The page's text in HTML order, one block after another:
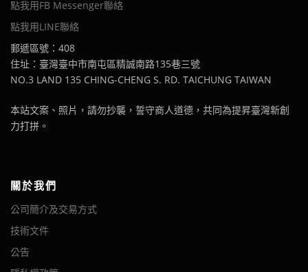
點我用FB Messenger聯絡
點我用LINE聯絡
郵遞區號：408
住址：臺灣臺中市南屯區精誠南路135巷三號
NO.3 LAND 135 CHING-CHENG S. RD. TAICHUNG TAIWAN
本站文案、照片，請勿抄襲，誓守商人道德，共同為提昇臺灣新創
力打拼。
關於我們
公司簡介及交易方式
技術文件
公告